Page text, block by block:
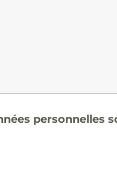
personnelles